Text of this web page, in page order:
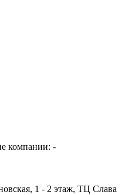
компании: -
1 - 2 этаж, ТЦ Слава